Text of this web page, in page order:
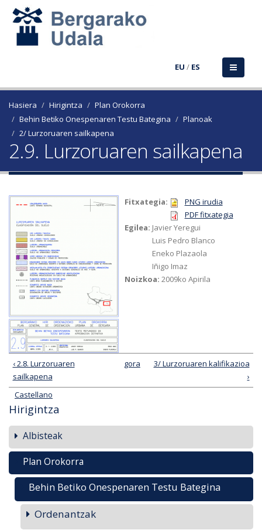
EU / ES
Hasiera Hirigintza
Plan Orokorra
Behin Betiko Onespenaren Testu Bategina
Planoak
2/ Lurzoruaren sailkapena
2.9. Lurzoruaren sailkapena
Fitxategia:
PNG irudia
PDF fitxategia
Egilea: Javier Yeregui
Luis Pedro Blanco
Eneko Plazaola
Iñigo Imaz
Noizkoa:2009ko Apirila
‹ 2.8. Lurzoruaren
sailkapena
gora
3/ Lurzoruaren kalifikazioa
›
Castellano
Hirigintza
Albisteak
Plan Orokorra
Behin Betiko Onespenaren Testu Bategina
Ordenantzak